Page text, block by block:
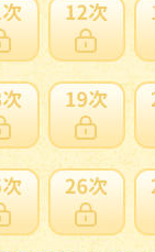
價競標
映流程